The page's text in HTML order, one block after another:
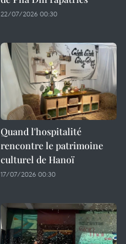
22/07/2026 00:30
Quand l'hospitalité
rencontre le patrimoine
culturel de Hanoï
17/07/2026 00:30